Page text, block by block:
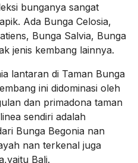
bunganya sangat
Ada Bunga Celosia,
Bunga Salvia, Bunga
jenis kembang lainnya.
lantaran di Taman Bunga
ini didominasi oleh
dan primadona taman
sendiri adalah
Bunga Begonia nan
nan terkenal juga
Bali.